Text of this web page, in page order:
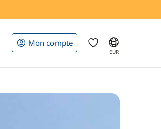
Mon compte
EUR